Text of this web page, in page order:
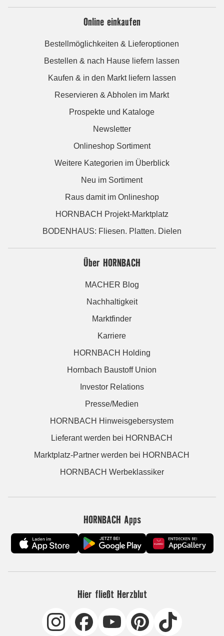
Online einkaufen
Bestellmöglichkeiten & Lieferoptionen
Bestellen & nach Hause liefern lassen
Kaufen & in den Markt liefern lassen
Reservieren & Abholen im Markt
Prospekte und Kataloge
Newsletter
Onlineshop Sortiment
Weitere Kategorien im Überblick
Neu im Sortiment
Raus damit im Onlineshop
HORNBACH Projekt-Marktplatz
BODENHAUS: Fliesen. Platten. Dielen
Über HORNBACH
MACHER Blog
Nachhaltigkeit
Marktfinder
Karriere
HORNBACH Holding
Hornbach Baustoff Union
Investor Relations
Presse/Medien
HORNBACH Hinweisgebersystem
Lieferant werden bei HORNBACH
Marktplatz-Partner werden bei HORNBACH
HORNBACH Werbeklassiker
HORNBACH Apps
Hier fließt Herzblut